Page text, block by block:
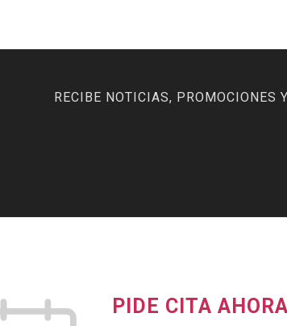
RECIBE NOTICIAS, PROMOCIONES
PIDE CITA